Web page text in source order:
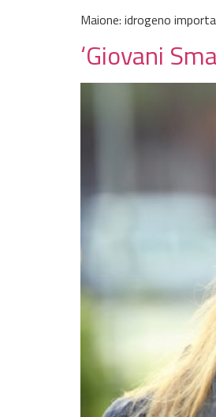
Maione: idrogeno
‘Giovani